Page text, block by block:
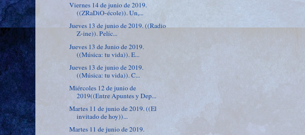
Viernes 14 de junio de 2019.
((ZRaDiO-école)). Un,...
Jueves 13 de junio de 2019. ((Radio
Z-ine)). Pelíc...
Jueves 13 de Junio de 2019.
((Música: tu vida)). E...
Jueves 13 de junio de 2019.
((Música: tu vida)). C...
Miércoles 12 de junio de
2019((Entre Apuntes y Dep...
Martes 11 de junio de 2019. ((El
invitado de hoy))...
Martes 11 de junio de 2019.